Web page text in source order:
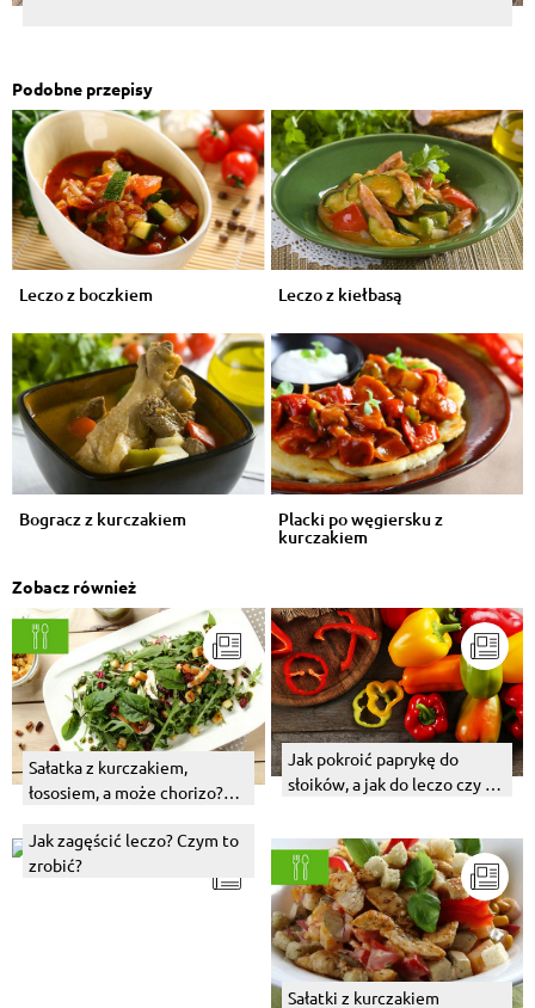
Podobne przepisy
Leczo z boczkiem Leczo z kiełbasą
Bogracz z kurczakiem Placki po węgiersku z
kurczakiem
Zobacz również
Sałatka z kurczakiem,
łososiem, a może chorizo?
Jak pokroić paprykę do
słoików, a jak do leczo czy na
Jak zagęścić leczo? Czym to
zrobić?
Sałatki z kurczakiem